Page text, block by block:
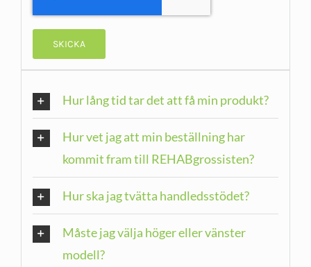
Hur lång tid tar det att få min produkt?
Hur vet jag att min beställning har
kommit fram till REHABgrossisten?
Hur ska jag tvätta handledsstödet?
Måste jag välja höger eller vänster
modell?